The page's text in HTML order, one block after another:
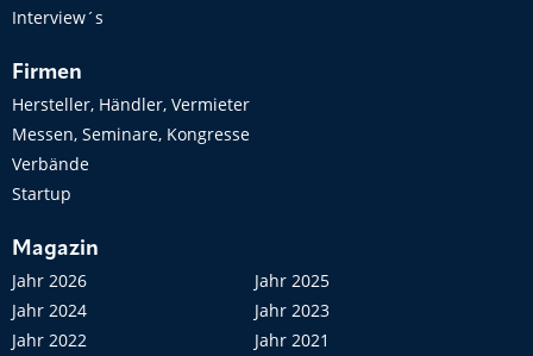
Interview´s
Firmen
Hersteller, Händler, Vermieter
Messen, Seminare, Kongresse
Verbände
Startup
Magazin
Jahr 2026
Jahr 2025
Jahr 2024
Jahr 2023
Jahr 2022
Jahr 2021